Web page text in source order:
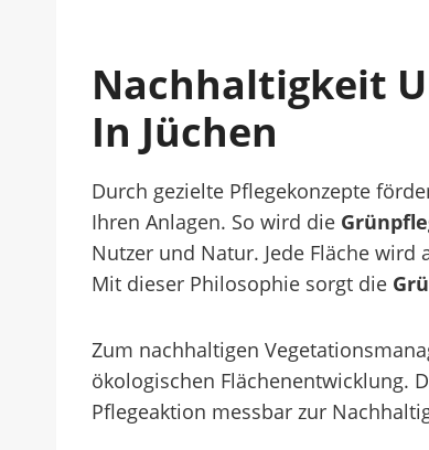
Nachhaltigkeit
In Jüchen
Durch gezielte Pflegekonzepte
Ihren Anlagen. So wird die
Nutzer und Natur. Jede Fläche
Mit dieser Philosophie sorgt die
Zum nachhaltigen
ökologischen Flächenentwicklung.
Pflegeaktion messbar zur